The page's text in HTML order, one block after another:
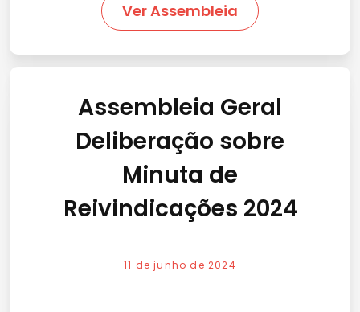
Ver Assembleia
Assembleia Geral
Deliberação sobre
Minuta de
Reivindicações 2024
11 de junho de 2024